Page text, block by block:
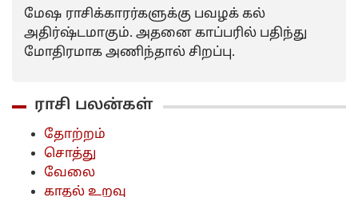
மேஷ ராசிக்காரர்களுக்கு பவழக் கல்
அதிர்ஷ்டமாகும். அதனை காப்பரில் பதிந்து
மோதிரமாக அணிந்தால் சிறப்பு.
ராசி பலன்கள்
தோற்றம்
சொத்து
வேலை
காதல் உறவு